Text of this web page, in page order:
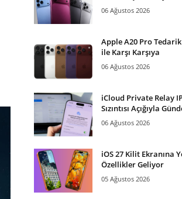
06 Ağustos 2026
Apple A20 Pro
ile Karşı Karşıya
06 Ağustos 2026
iCloud Private Relay
Sızıntısı Açığıyla
06 Ağustos 2026
iOS 27 Kilit Ekranına
Özellikler Geliyor
05 Ağustos 2026